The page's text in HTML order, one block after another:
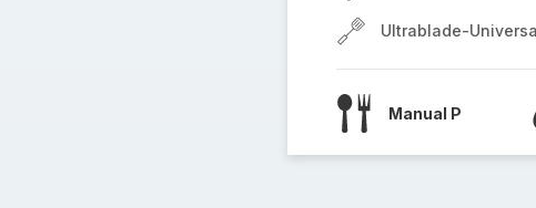
Ultrablade-
Manual P